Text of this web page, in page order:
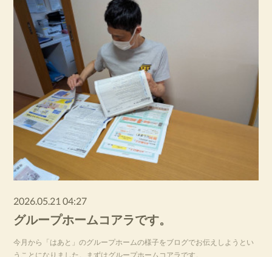
2026.05.21 04:27
グループホームコアラです。
今月から「はあと」のグループホームの様子をブログでお伝えしようとい
うことになりました。まずはグループホームコアラです。